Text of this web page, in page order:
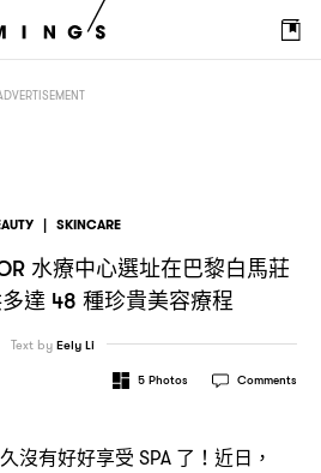
| SKINCARE
水療中心選址在巴黎白馬莊
達48 種珍貴美容療程
Text byEely Li
5 Photos Comments
沒有好好享受 SPA 了 ！ 近日 ，
中心選址在巴黎白馬莊園酒店 種珍貴